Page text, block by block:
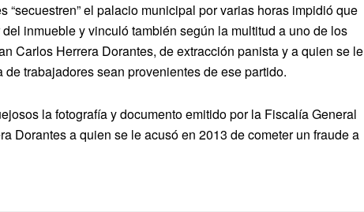
“secuestren” el palacio municipal por varias horas impidió que
inmueble y vinculó también según la multitud a uno de los
Carlos Herrera Dorantes, de extracción panista y a quien se le
trabajadores sean provenientes de ese partido.
la fotografía y documento emitido por la Fiscalía General
Dorantes a quien se le acusó en 2013 de cometer un fraude a